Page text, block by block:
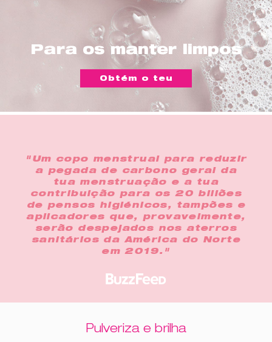
Para os manter limpos
Obtém o teu
"Um copo menstrual para reduzir
a pegada de carbono geral da
tua menstruação e a tua
contribuição para os 20 biliões
de pensos higiénicos, tampões e
aplicadores que, provavelmente,
serão despejados nos aterros
sanitários da América do Norte
em 2019."
Pulveriza e brilha